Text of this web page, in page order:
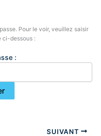
Pour le voir, veuillez saisir
ci-dessous :
:
SUIVANT